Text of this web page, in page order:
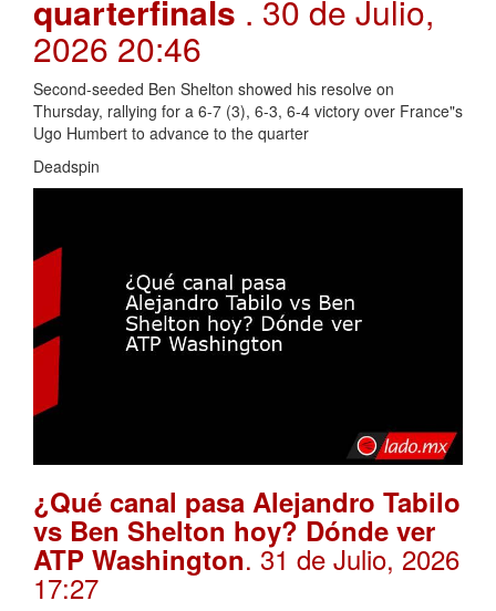
quarterfinals . 30 de Julio,
2026 20:46
Second-seeded Ben Shelton showed his resolve on
Thursday, rallying for a 6-7 (3), 6-3, 6-4 victory over France"s
Ugo Humbert to advance to the quarter
Deadspin
¿Qué canal pasa Alejandro Tabilo
vs Ben Shelton hoy? Dónde ver
ATP Washington. 31 de Julio, 2026
17:27